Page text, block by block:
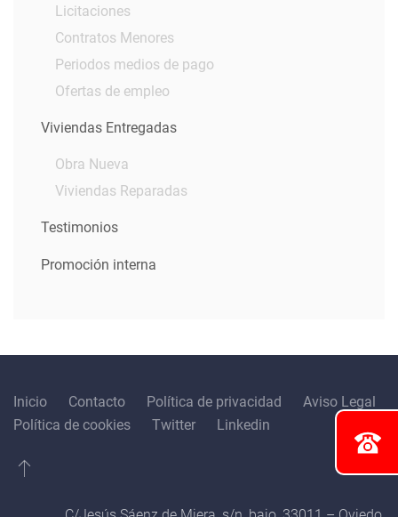
Licitaciones
Contratos Menores
Periodos medios de pago
Ofertas de empleo
Viviendas Entregadas
Obra Nueva
Viviendas Reparadas
Testimonios
Promoción interna
Inicio Contacto Política de privacidad
Aviso Legal
Política de cookies
Twitter Linkedin